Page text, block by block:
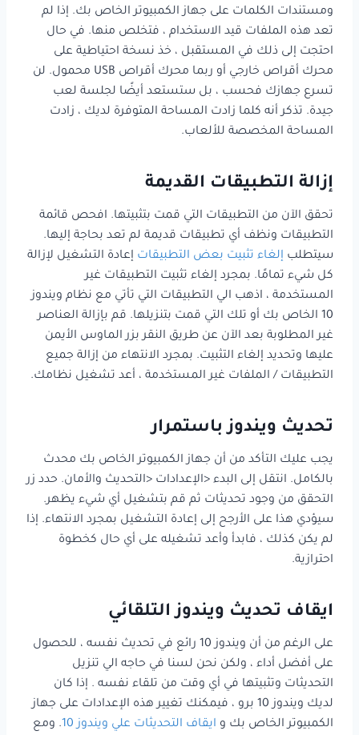
ومستندات الكلمات على جهاز الكمبيوتر الخاص بك. إذا لم
تعد هذه الملفات قيد الاستخدام ، فتخلص منها. في حال
احتجت إلى ذلك في المستقبل ، خذ نسخة احتياطية على
محرك أقراص خارجي أو ربما محرك أقراص USB محمول. لن
تسرع جهازك فحسب ، بل ستستعد أيضًا لجلسة لعب
جيدة. تذكر أنه كلما زادت المساحة المتوفرة لديك ، زادت
المساحة المخصصة للألعاب.
إزالة التطبيقات القديمة
تحقق الآن من التطبيقات التي قمت بتثبيتها. افحص قائمة
التطبيقات ونظف أي تطبيقات قديمة لم تعد بحاجة إليها.
سيتطلب إلغاء تثبيت بعض التطبيقات إعادة التشغيل لإزالة
كل شيء تمامًا. بمجرد إلغاء تثبيت التطبيقات غير
المستخدمة ، اذهب الي التطبيقات التي تأتي مع نظام ويندوز
10 الخاص بك أو تلك التي قمت بتنزيلها. قم بإزالة العناصر
غير المطلوبة بعد الآن عن طريق النقر بزر الماوس الأيمن
عليها وتحديد إلغاء التثبيت. بمجرد الانتهاء من إزالة جميع
التطبيقات / الملفات غير المستخدمة ، أعد تشغيل نظامك.
تحديث ويندوز باستمرار
يجب عليك التأكد من أن جهاز الكمبيوتر الخاص بك محدث
بالكامل. انتقل إلى البدء <الإعدادات <التحديث والأمان. حدد زر
التحقق من وجود تحديثات ثم قم بتشغيل أي شيء يظهر.
سيؤدي هذا على الأرجح إلى إعادة التشغيل بمجرد الانتهاء. إذا
لم يكن كذلك ، فابدأ وأعد تشغيله على أي حال كخطوة
احترازية.
ايقاف تحديث ويندوز التلقائي
على الرغم من أن ويندوز 10 رائع في تحديث نفسه ، للحصول
على أفضل أداء ، ولكن نحن لسنا في حاجه الي تنزيل
التحديثات وتثبيتها في أي وقت من تلقاء نفسه . إذا كان
لديك ويندوز 10 برو ، فيمكنك تغيير هذه الإعدادات على جهاز
الكمبيوتر الخاص بك و ايقاف التحديثات علي ويندوز 10
. ومع